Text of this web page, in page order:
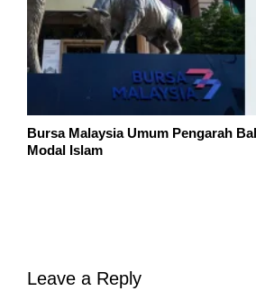
Bursa Malaysia Umum Pengarah
Modal Islam
Leave a Reply